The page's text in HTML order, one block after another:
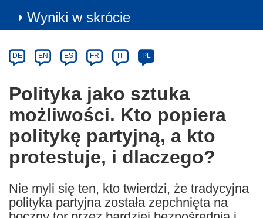
Wyniki w skrócie
Category
Article
available
the
following
languages:
DE EN ES FR IT PL
Polityka jako sztuka
możliwości. Kto popiera
politykę partyjną, a kto
protestuje, i dlaczego?
Nie myli się ten, kto twierdzi, że tradycyjna
polityka partyjna została zepchnięta na